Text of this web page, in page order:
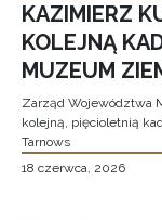
KAZIMIERZ
KOLEJNĄ
MUZEUM
Zarząd Województwa
kolejną, pięcioletnią
Tarnows
18 czerwca, 2026